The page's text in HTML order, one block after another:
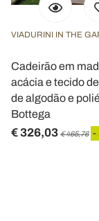
con altre
VIADURINI IN THE
Cadeirão em
acácia e tecido
de algodão e
Bottega
€ 326,03 € 465,76 -